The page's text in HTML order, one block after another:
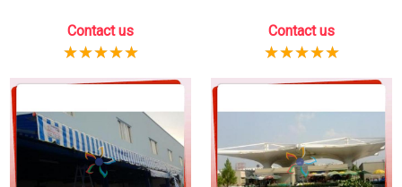
Contact us Contact us